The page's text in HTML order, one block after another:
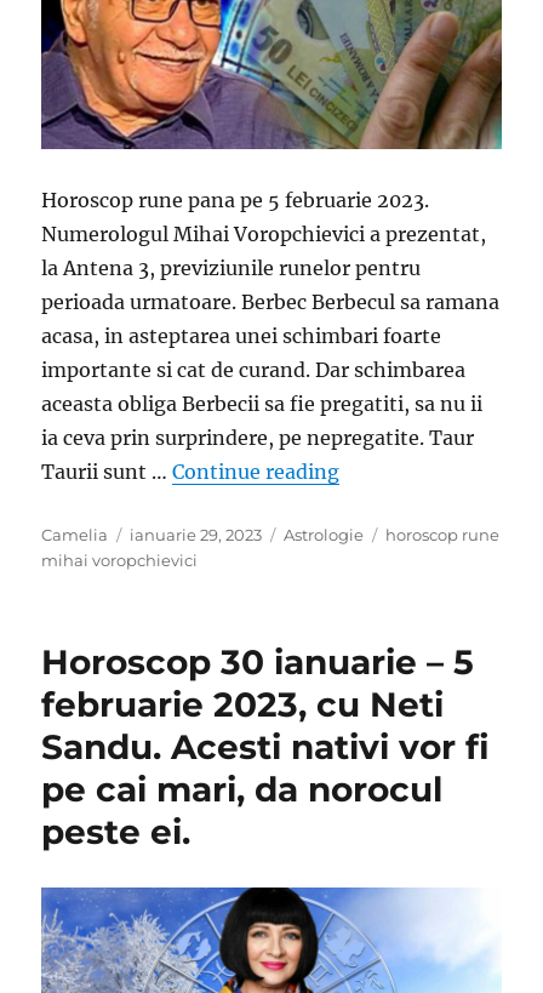
Horoscop rune pana pe 5 februarie 2023.
Numerologul Mihai Voropchievici a prezentat,
la Antena 3, previziunile runelor pentru
perioada urmatoare. Berbec Berbecul sa ramana
acasa, in asteptarea unei schimbari foarte
importante si cat de curand. Dar schimbarea
aceasta obliga Berbecii sa fie pregatiti, sa nu ii
ia ceva prin surprindere, pe nepregatite. Taur
Taurii sunt …Continue reading„Mihai
Author
Camelia
Posted
on
ianuarie 29, 2023 Categories
Astrologie Tags
horoscop rune
mihai voropchievici
Horoscop 30 ianuarie – 5
februarie 2023, cu Neti
Sandu. Acesti nativi vor fi
pe cai mari, da norocul
peste ei.